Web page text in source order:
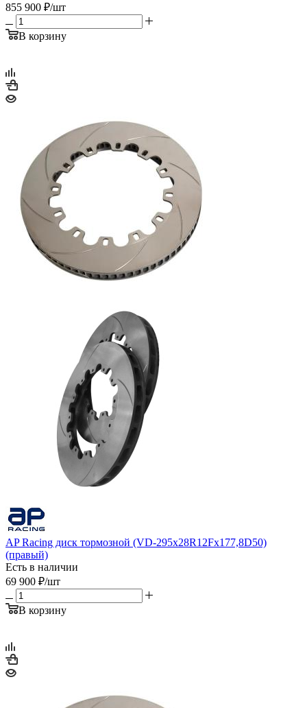
855 900 ₽/шт
В корзину
AP Racing диск тормозной (VD-295x28R12Fx177,8D50)
(правый)
Есть в наличии
69 900 ₽/шт
В корзину